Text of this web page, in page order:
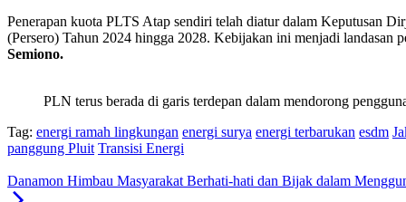
Penerapan kuota PLTS Atap sendiri telah diatur dalam Keputusan
(Persero) Tahun 2024 hingga 2028. Kebijakan ini menjadi landasan
Semiono.
PLN terus berada di garis terdepan dalam mendorong
Tag: energi ramah lingkungan energi surya energi terbarukan esdm
panggung Pluit Transisi Energi
Danamon Himbau Masyarakat Berhati-hati dan Bijak dalam